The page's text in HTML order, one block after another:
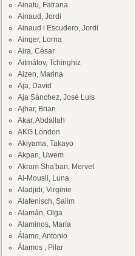
Ainatu, Fatrana
Ainaud, Jordi
Ainaud i Escudero, Jordi
Ainger, Lorna
Aira, César
Aitmátov, Tchinghiz
Aizen, Marina
Aja, David
Aja Sánchez, José Luis
Ajhar, Brian
Akar, Abdallah
AKG London
Akiyama, Takayo
Akpan, Uwem
Akram Sha'ban, Mervet
Al-Mousli, Luna
Aladjidi, Virginie
Alafenisch, Salim
Alamán, Olga
Alaminos, María
Álamo, Antonio
Álamos , Pilar